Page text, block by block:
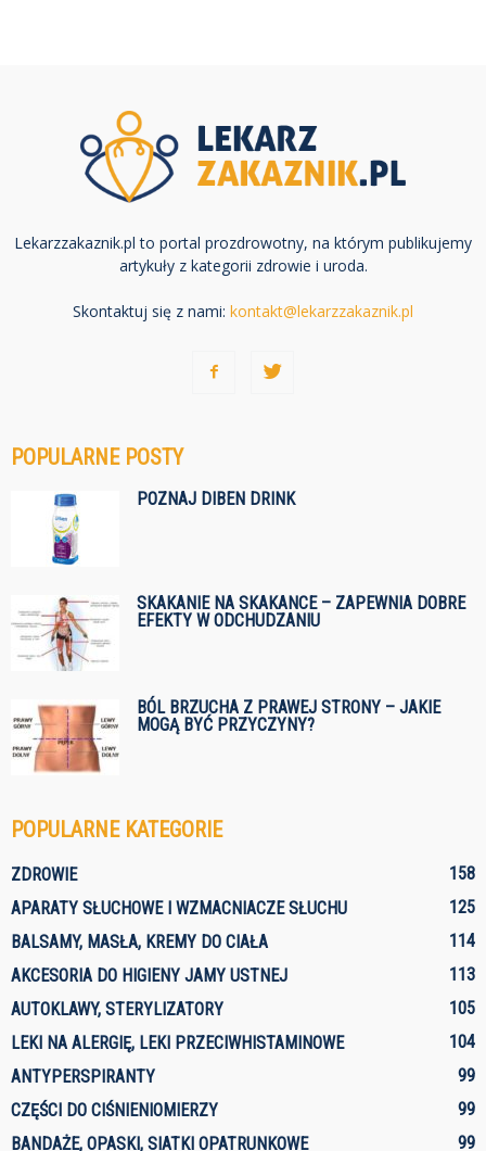
Lekarzzakaznik.pl to portal prozdrowotny, na którym publikujemy
artykuły z kategorii zdrowie i uroda.
Skontaktuj się z nami: kontakt@lekarzzakaznik.pl
POPULARNE POSTY
POZNAJ DIBEN DRINK
SKAKANIE NA SKAKANCE – ZAPEWNIA DOBRE
EFEKTY W ODCHUDZANIU
BÓL BRZUCHA Z PRAWEJ STRONY – JAKIE
MOGĄ BYĆ PRZYCZYNY?
POPULARNE KATEGORIE
ZDROWIE
158
APARATY SŁUCHOWE I WZMACNIACZE SŁUCHU
125
BALSAMY, MASŁA, KREMY DO CIAŁA
114
AKCESORIA DO HIGIENY JAMY USTNEJ
113
AUTOKLAWY, STERYLIZATORY
105
LEKI NA ALERGIĘ, LEKI PRZECIWHISTAMINOWE
104
ANTYPERSPIRANTY
99
CZĘŚCI DO CIŚNIENIOMIERZY
99
BANDAŻE, OPASKI, SIATKI OPATRUNKOWE
99